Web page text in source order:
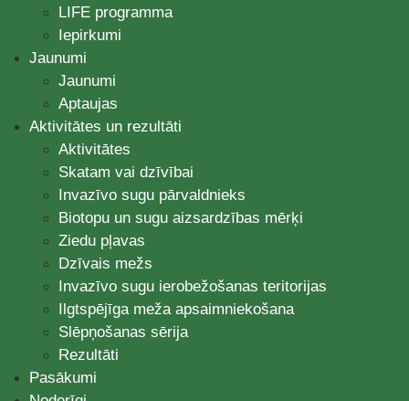
LIFE programma
Iepirkumi
Jaunumi
Jaunumi
Aptaujas
Aktivitātes un rezultāti
Aktivitātes
Skatam vai dzīvībai
Invazīvo sugu pārvaldnieks
Biotopu un sugu aizsardzības mērķi
Ziedu pļavas
Dzīvais mežs
Invazīvo sugu ierobežošanas teritorijas
Ilgtspējīga meža apsaimniekošana
Slēpņošanas sērija
Rezultāti
Pasākumi